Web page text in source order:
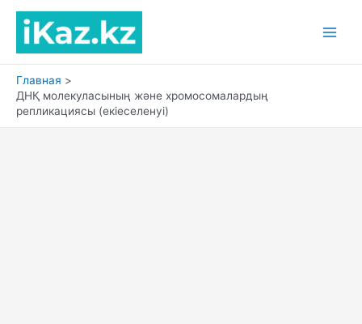
содержимому
Главная
ДНҚ молекуласының және хромосомалардың
репликациясы (екіеселенуі)